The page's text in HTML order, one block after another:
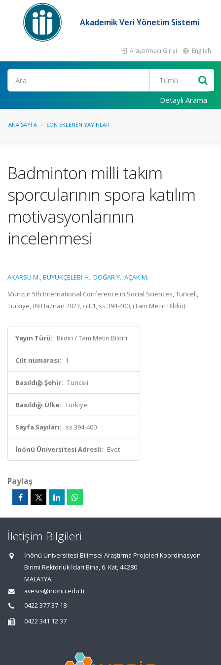
Akademik Veri Yönetim Sistemi
Araştırmacı Girişi English
Ara
Detaylı Arama
ANA SAYFA SON EKLENEN YAYINLAR
Badminton milli takım
sporcularının spora katılım
motivasyonlarının
incelenmesi
AKARSU M.,BÜYÜKÇELEBİ H.,DOĞAR Y.,AÇAK M.
Munzur 5th International Conference in Social Sciences, Tunceli,
Türkiye, 09 Haziran 2023, cilt.1, ss.394-400, (Tam Metin Bildiri)
Yayın Türü: Bildiri / Tam Metin Bildiri
Cilt numarası: 1
Basıldığı Şehir: Tunceli
Basıldığı Ülke: Türkiye
Sayfa Sayıları: ss.394-400
İnönü Üniversitesi Adresli: Evet
Paylaş
İletişim Bilgileri
İnönü Üniversitesi Bilimsel Araştırma Projeleri Koordinasyon
Birimi Rektörlük İdari Bina, 6. Kat, 44280
MALATYA
avesis@inonu.edu.tr
0422 377 37 18
0422 341 12 37